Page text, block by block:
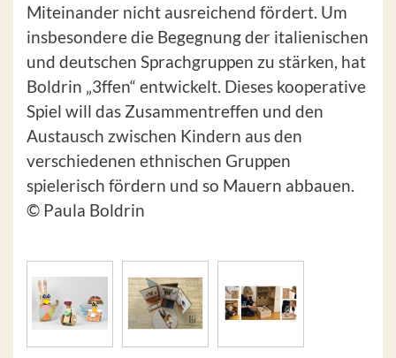
Miteinander nicht ausreichend fördert. Um
insbesondere die Begegnung der italienischen
und deutschen Sprachgruppen zu stärken, hat
Boldrin „3ffen“ entwickelt. Dieses kooperative
Spiel will das Zusammentreffen und den
Austausch zwischen Kindern aus den
verschiedenen ethnischen Gruppen
spielerisch fördern und so Mauern abbauen.
© Paula Boldrin